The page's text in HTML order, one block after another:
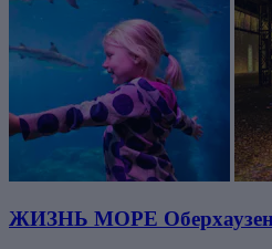
ЖИЗНЬ МОРЕ Оберхаузен